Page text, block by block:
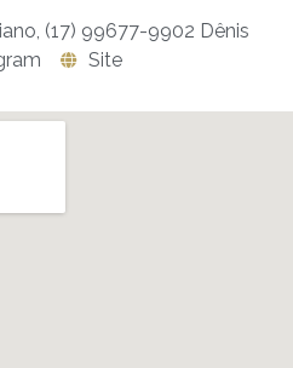
(17) 99677-9902 Dênis
Site